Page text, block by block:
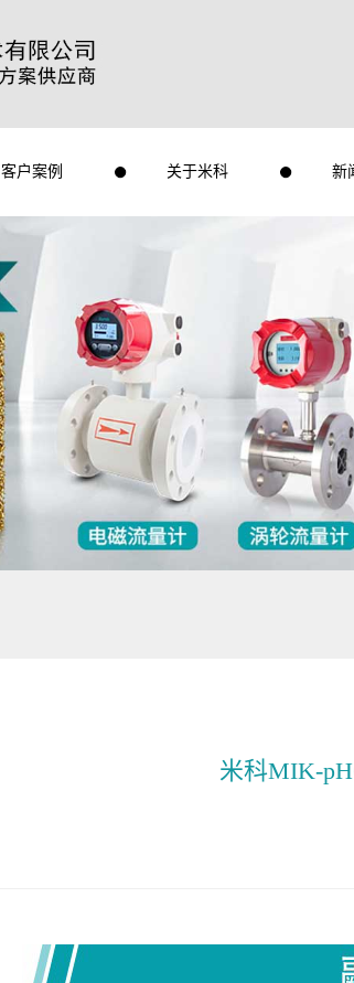
客户案例 关于米科 新
米科MIK-